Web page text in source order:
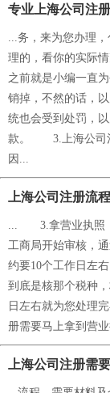
专业上海公司注
...务，来为您办理
理的，看你的实际
之前就是小编一直
销掉，不然的话，
统也会受到处罚，
款。 3.上海公司注
因...
上海公司注册流
... 3.拿营业执照，
工商局开始审核，
约要10个工作日左
到底是核那个税种
日左右就为您处理
册需要马上拿到营
上海公司注册需